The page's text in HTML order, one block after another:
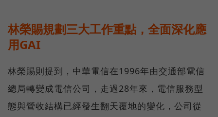
林榮賜規劃三大工作重點，全面深化應
用GAI
林榮賜則提到，中華電信在1996年由交通部電信
總局轉變成電信公司，走過28年來，電信服務型
態與營收結構已經發生翻天覆地的變化，公司從